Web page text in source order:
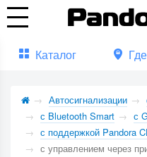
Каталог
Автосигнализации
с Bluetooth Smart
с
с поддержкой Pandora
с управлением через